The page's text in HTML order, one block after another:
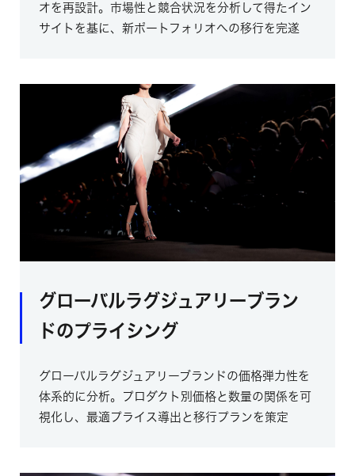
オを再設計。市場性と競合状況を分析して得たイン
サイトを基に、新ポートフォリオへの移行を完遂
グローバルラグジュアリーブラン
ドのプライシング
グローバルラグジュアリーブランドの価格弾力性を
体系的に分析。プロダクト別価格と数量の関係を可
視化し、最適プライス導出と移行プランを策定